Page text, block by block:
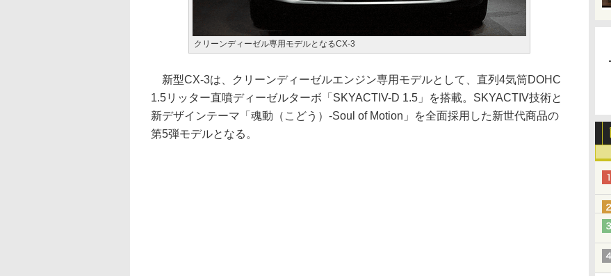
クリーンディーゼル専用モデルとなるCX-3
新型CX-3は、クリーンディーゼルエンジン専用モデルとして、直列4気筒DOHC
1.5リッター直噴ディーゼルターボ「SKYACTIV-D 1.5」を搭載。SKYACTIV技術と
新デザインテーマ「魂動（こどう）-Soul of Motion」を全面採用した新世代商品の
第5弾モデルとなる。